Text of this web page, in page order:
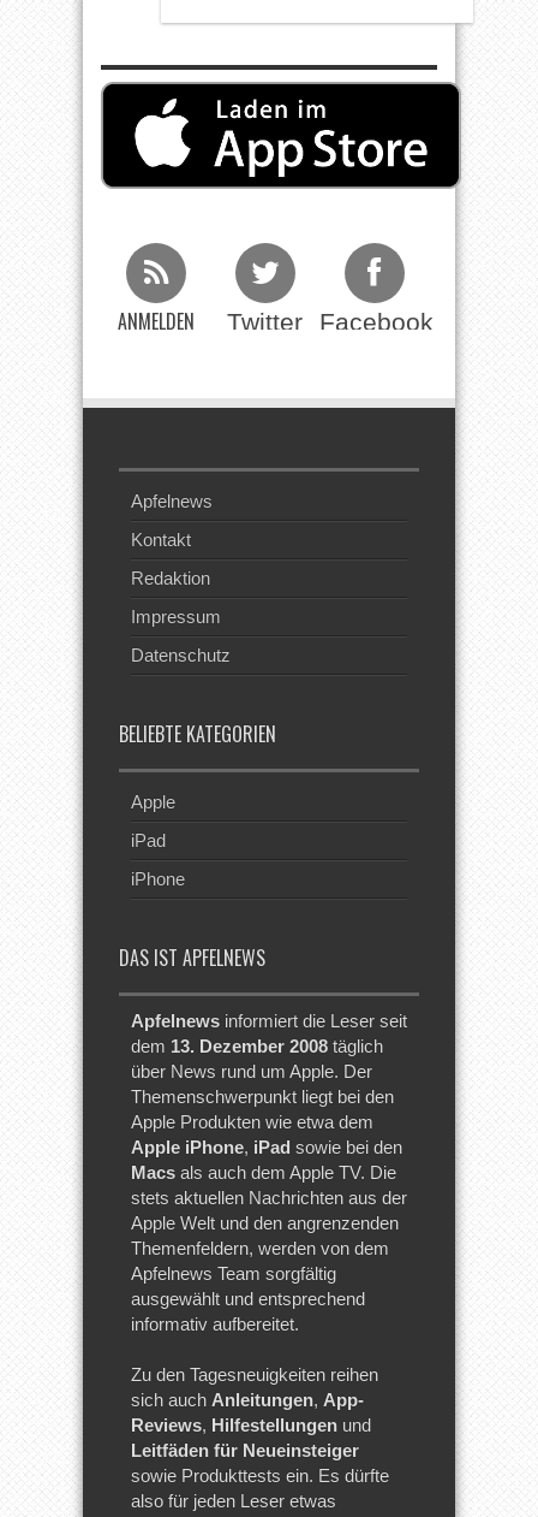
ANMELDEN Twitter Facebook
Apfelnews
Kontakt
Redaktion
Impressum
Datenschutz
BELIEBTE KATEGORIEN
Apple
iPad
iPhone
DAS IST APFELNEWS
Apfelnews informiert die Leser seit
dem 13. Dezember 2008 täglich
über News rund um Apple. Der
Themenschwerpunkt liegt bei den
Apple Produkten wie etwa dem
Apple iPhone, iPad sowie bei den
Macs als auch dem Apple TV. Die
stets aktuellen Nachrichten aus der
Apple Welt und den angrenzenden
Themenfeldern, werden von dem
Apfelnews Team sorgfältig
ausgewählt und entsprechend
informativ aufbereitet.
Zu den Tagesneuigkeiten reihen
sich auch Anleitungen, App-
Reviews, Hilfestellungen und
Leitfäden für Neueinsteiger
sowie Produkttests ein. Es dürfte
also für jeden Leser etwas